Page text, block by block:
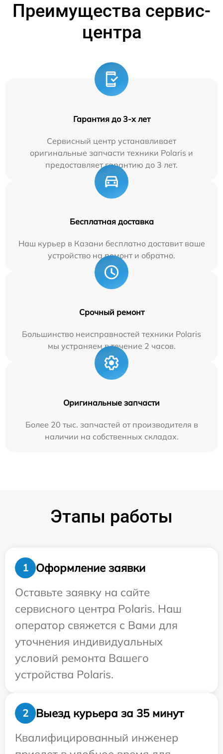
Преимущества сервис-
центра
Гарантия до 3-х лет
Сервисный центр устанавливает
оригинальные запчасти техники Polaris и
предоставляет гарантию до 3 лет.
Бесплатная доставка
Наш курьер в Казани бесплатно доставит ваше
устройство на ремонт и обратно.
Срочный ремонт
Большинство неисправностей техники Polaris
мы устраняем в течение 2 часов.
Оригинальные запчасти
Более 20 тыс. запчастей от производителя в
наличии на собственных складах.
Этапы работы
1
Оформление заявки
Оставьте заявку на сайте
сервисного центра Polaris. Наш
оператор свяжется с Вами для
уточнения индивидуальных
условий ремонта Вашего
устройства Polaris.
2
Выезд курьера за 35 минут
Квалифицированный инженер